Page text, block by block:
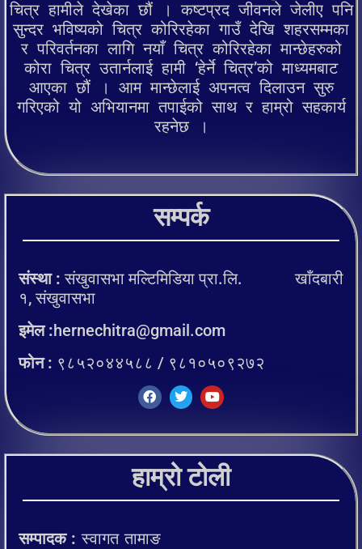
चित्र हामीले देखेका छौं । कष्टप्रद जीवनले जेलीए पनि
सुन्दर भविष्यको चित्र कोरिरहेका गाउँ देखि शहरसम्मका
र परिवर्तनका लागि नयाँ चित्र कोरिरहेका मान्छेहरुको
कोरा चित्र उतार्नलाई हामी ‘हेर्ने चित्र’को माध्यमबाट
आएका छौं । आम मान्छेलाई अपनत्व दिलाउन सुरु
गरिएको यो अभियानमा तपाईको साथ र हाम्रो सहकार्य
रहनेछ ।
सम्पर्क
संस्था : संखुवासभा मल्टिमिडिया प्रा.लि. खाँदबारी
१, संखुवासभा
इमेल :hernechitra@gmail.com
फोन : ९८५२०४४५८८ / ९८१०५०९२७२
हाम्रो टोली
सम्पादक :स्वागत तामाङ